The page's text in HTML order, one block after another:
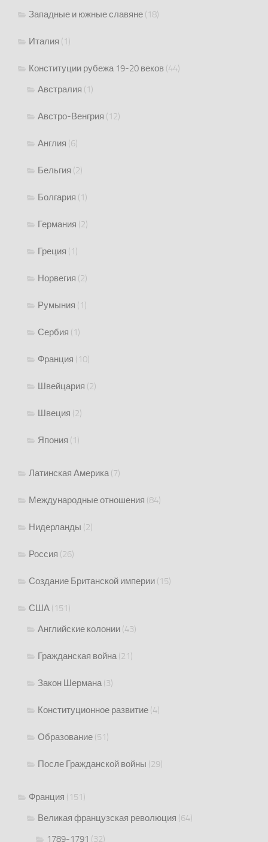
Западные и южные славяне (18)
Италия (1)
Конституции рубежа 19-20 веков (44)
Австралия (1)
Австро-Венгрия (12)
Англия (6)
Бельгия (2)
Болгария (1)
Германия (2)
Греция (1)
Норвегия (2)
Румыния (1)
Сербия (1)
Франция (10)
Швейцария (2)
Швеция (2)
Япония (1)
Латинская Америка(7)
Международные отношения (84)
Нидерланды (2)
Россия (26)
Создание Британской империи (15)
США (151)
Английские колонии (43)
Гражданская война(21)
Закон Шермана(3)
Конституционное развитие (4)
Образование (51)
После Гражданской войны (29)
Франция (151)
Великая французская революция (64)
1789-1791 (32)